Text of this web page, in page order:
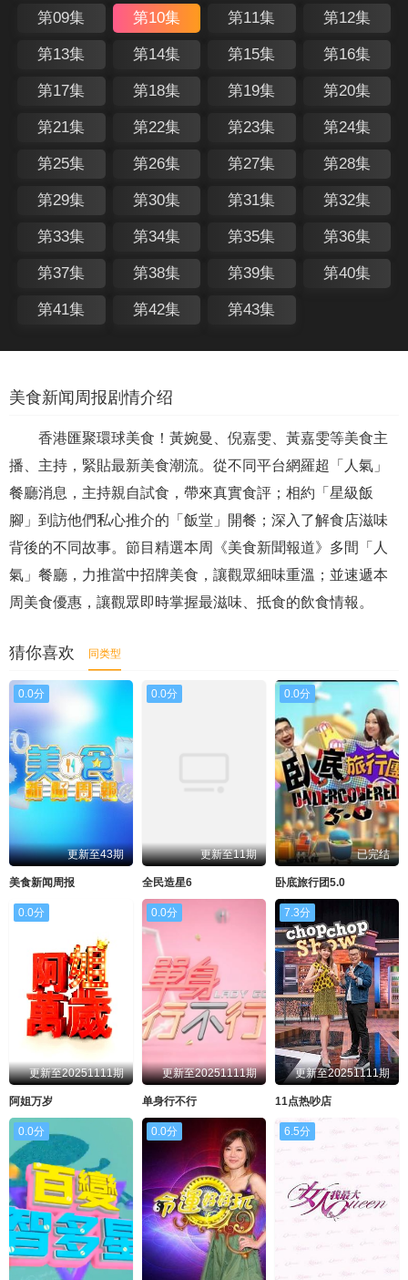
第09集 第10集 第11集 第12集
第13集 第14集 第15集 第16集
第17集 第18集 第19集 第20集
第21集 第22集 第23集 第24集
第25集 第26集 第27集 第28集
第29集 第30集 第31集 第32集
第33集 第34集 第35集 第36集
第37集 第38集 第39集 第40集
第41集 第42集 第43集
美食新闻周报剧情介绍
香港匯聚環球美食！黃婉曼、倪嘉雯、黃嘉雯等美食主
播、主持，緊貼最新美食潮流。從不同平台網羅超「人氣」
餐廳消息，主持親自試食，帶來真實食評；相約「星級飯
腳」到訪他們私心推介的「飯堂」開餐；深入了解食店滋味
背後的不同故事。節目精選本周《美食新聞報道》多間「人
氣」餐廳，力推當中招牌美食，讓觀眾細味重溫；並速遞本
周美食優惠，讓觀眾即時掌握最滋味、抵食的飲食情報。
猜你喜欢 同类型
0.0分
更新至43期
美食新闻周报
0.0分
更新至11期
全民造星6
0.0分
已完结
卧底旅行团5.0
0.0分
更新至20251111期
阿姐万岁
0.0分
更新至20251111期
单身行不行
7.3分
更新至20251111期
11点热吵店
0.0分 0.0分 6.5分